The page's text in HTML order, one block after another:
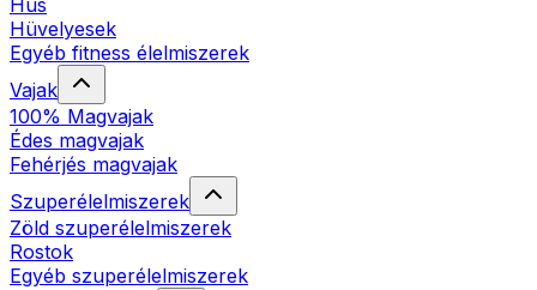
Hús
Hüvelyesek
Egyéb fitness élelmiszerek
Vajak
100% Magvajak
Édes magvajak
Fehérjés magvajak
Szuperélelmiszerek
Zöld szuperélelmiszerek
Rostok
Egyéb szuperélelmiszerek